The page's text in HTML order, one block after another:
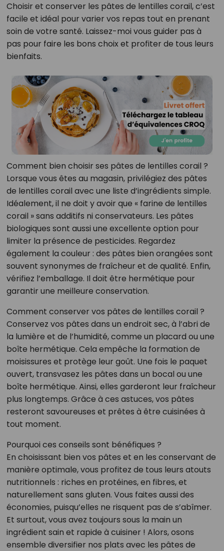
Choisir et conserver les pâtes de lentilles corail, c’est
facile et idéal pour varier vos repas tout en prenant
soin de votre santé. Laissez-moi vous guider pas à
pas pour faire les bons choix et profiter de tous leurs
bienfaits.
Comment bien choisir ses pâtes de lentilles corail ?
Lorsque vous êtes au magasin, privilégiez des pâtes
de lentilles corail avec une liste d’ingrédients simple.
Idéalement, il ne doit y avoir que « farine de lentilles
corail » sans additifs ni conservateurs. Les pâtes
biologiques sont aussi une excellente option pour
limiter la présence de pesticides. Regardez
également la couleur : des pâtes bien orangées sont
souvent synonymes de fraîcheur et de qualité. Enfin,
vérifiez l’emballage. Il doit être hermétique pour
garantir une meilleure conservation.
Comment conserver vos pâtes de lentilles corail ?
Conservez vos pâtes dans un endroit sec, à l’abri de
la lumière et de l’humidité, comme un placard ou une
boîte hermétique. Cela empêche la formation de
moisissures et protège leur goût. Une fois le paquet
ouvert, transvasez les pâtes dans un bocal ou une
boîte hermétique. Ainsi, elles garderont leur fraîcheur
plus longtemps. Grâce à ces astuces, vos pâtes
resteront savoureuses et prêtes à être cuisinées à
tout moment.
Pourquoi ces conseils sont bénéfiques ?
En choisissant bien vos pâtes et en les conservant de
manière optimale, vous profitez de tous leurs atouts
nutritionnels : riches en protéines, en fibres, et
naturellement sans gluten. Vous faites aussi des
économies, puisqu’elles ne risquent pas de s’abîmer.
Et surtout, vous avez toujours sous la main un
ingrédient sain et rapide à cuisiner ! Alors, osons
ensemble diversifier nos plats avec les pâtes de